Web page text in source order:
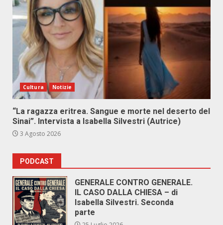
Cultura Notizie
“La ragazza eritrea. Sangue e morte nel deserto del
Sinai”. Intervista a Isabella Silvestri (Autrice)
3 Agosto 2026
PODCAST
GENERALE CONTRO GENERALE.
IL CASO DALLA CHIESA – di
Isabella Silvestri. Seconda
parte